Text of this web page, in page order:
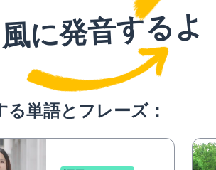
に発音するよ
る単語とフレーズ：